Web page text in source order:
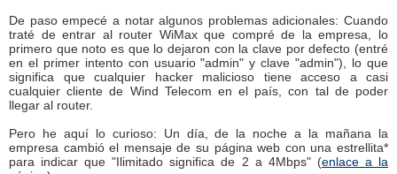
De paso empecé a notar algunos problemas adicionales: Cuando
traté de entrar al router WiMax que compré de la empresa, lo
primero que noto es que lo dejaron con la clave por defecto (entré
en el primer intento con usuario "admin" y clave "admin"), lo que
significa que cualquier hacker malicioso tiene acceso a casi
cualquier cliente de Wind Telecom en el país, con tal de poder
llegar al router.
Pero he aquí lo curioso: Un día, de la noche a la mañana la
empresa cambió el mensaje de su página web con una estrellita*
para indicar que "Ilimitado significa de 2 a 4Mbps" (enlace a la